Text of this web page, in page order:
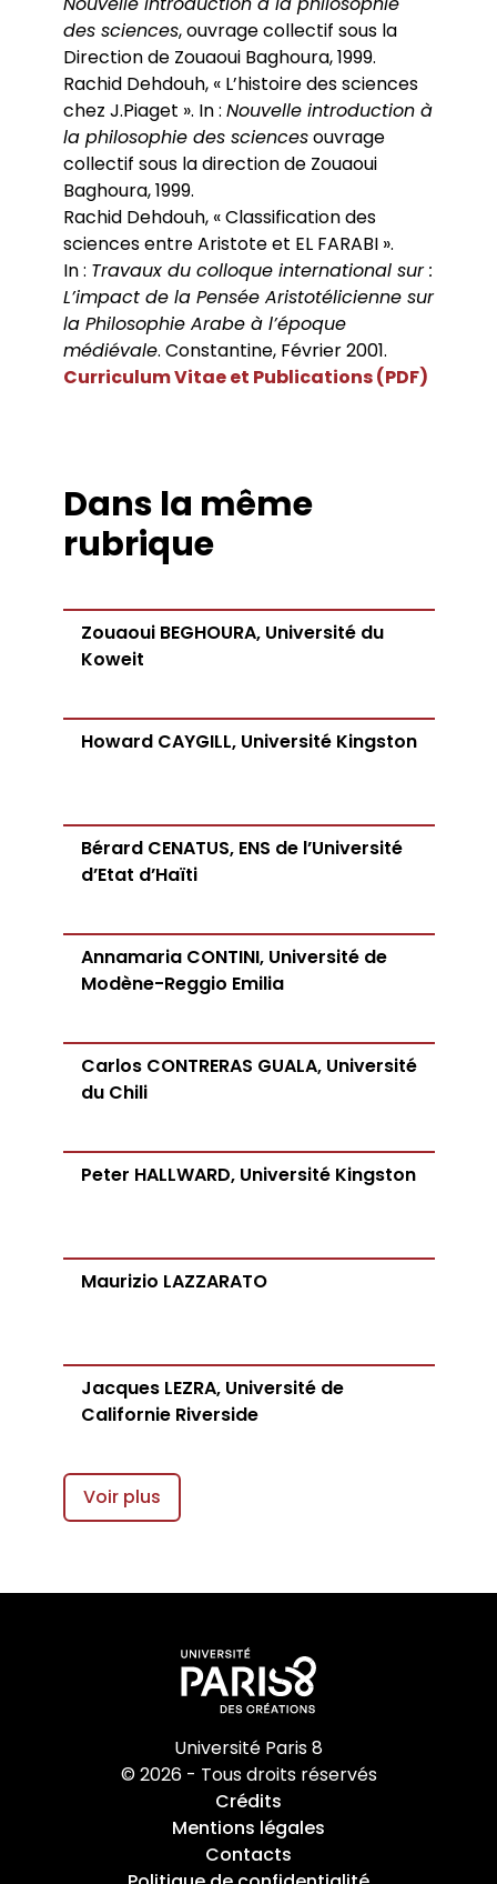
des sciences, ouvrage collectif sous la
Direction de Zouaoui Baghoura, 1999.
Rachid Dehdouh, « L’histoire des sciences
chez J.Piaget ». In : Nouvelle introduction à
la philosophie des sciencesouvrage
collectif sous la direction de Zouaoui
Baghoura, 1999.
Rachid Dehdouh, « Classification des
sciences entre Aristote et EL FARABI ».
In : Travaux du colloque international sur :
L’impact de la Pensée Aristotélicienne sur
la Philosophie Arabe à l’époque
médiévale. Constantine, Février 2001.
Curriculum Vitae et Publications (PDF)
Dans la même
rubrique
Zouaoui BEGHOURA, Université du
Koweit
Howard CAYGILL, Université Kingston
Bérard CENATUS, ENS de l’Université
d’Etat d’Haïti
Annamaria CONTINI, Université de
Modène-Reggio Emilia
Carlos CONTRERAS GUALA, Université
du Chili
Peter HALLWARD, Université Kingston
Maurizio LAZZARATO
Jacques LEZRA, Université de
Californie Riverside
Voir plus
Université Paris 8
© 2026 - Tous droits réservés
Crédits
Mentions légales
Contacts